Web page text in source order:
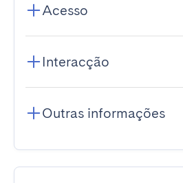
Acesso
Interacção
Outras informações